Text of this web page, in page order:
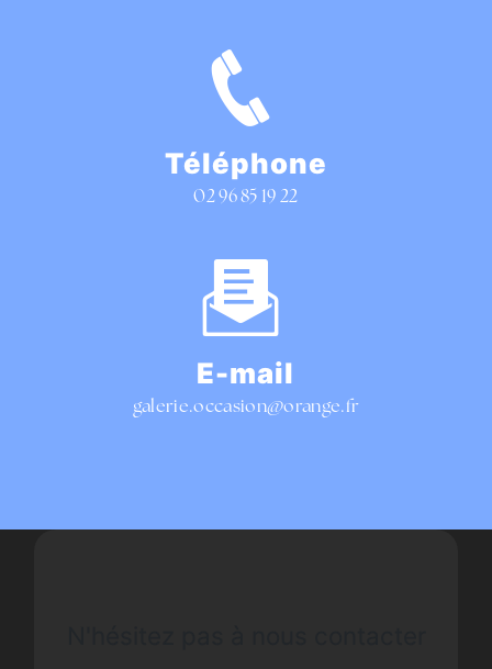
Téléphone
02 96 85 19 22
E-mail
galerie.occasion@orange.fr